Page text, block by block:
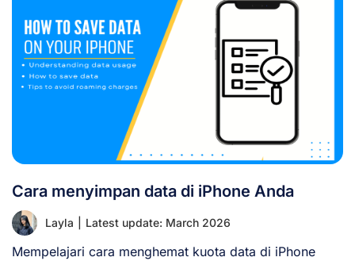
Cara menyimpan data di iPhone Anda
Layla Latest update: March 2026
Mempelajari cara menghemat kuota data di iPhone